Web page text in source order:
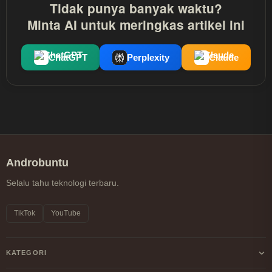
Tidak punya banyak waktu?
Minta AI untuk meringkas artikel ini
ChatGPT Perplexity Claude
Androbuntu
Selalu tahu teknologi terbaru.
TikTok YouTube
KATEGORI